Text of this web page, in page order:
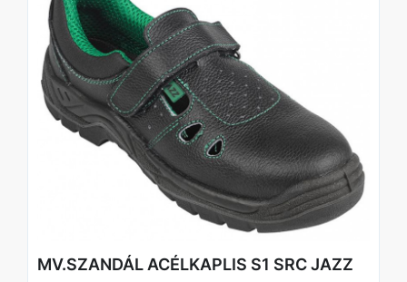
MV.SZANDÁL ACÉLKAPLIS S1 SRC JAZZ